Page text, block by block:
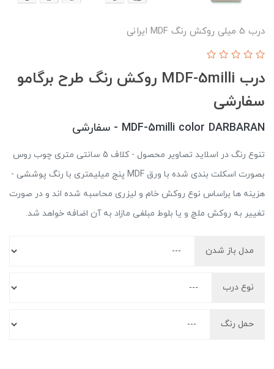
درب 5 میلی روکش رنگ MDF ایرانی
درب MDF-5milli روکش رنگ طرح برگامو
سفارشی
MDF-5milli color DARBARAN - سفارشی
تنوع رنگ در اسلاید تصاویر محصول - کلاف 5 سانتی متری چوب روس
بصورت اسکلت بندی شده با ورق MDF پنج میلیمتری با رنگ پوششی -
هزینه ها براساس نوع روکش خام و لیزری محاسبه شده اند و در صورت
تغییر به روکش ملچ و یا بلوط مبلغی مازاد به آن اضافه خواهد شد.
مدل باز شدن
نوع درب
حمل رنگ